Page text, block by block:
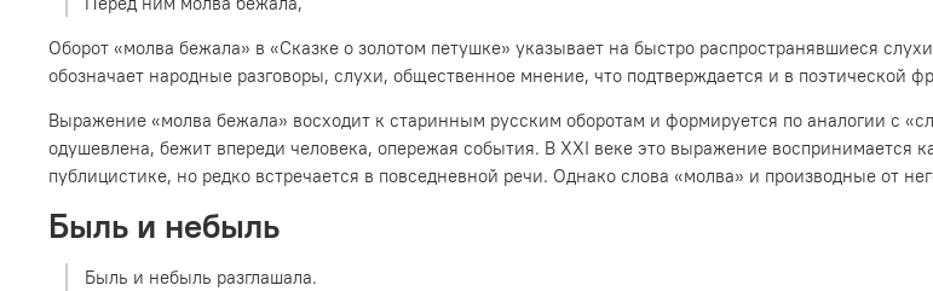
Оборот «молва бежала» в «Сказке о золотом петушке» указывает на быстро распространявшиеся
обозначает народные разговоры, слухи, общественное мнение, что подтверждается и в поэтической
Выражение «молва бежала» восходит к старинным русским оборотам и формируется по аналогии с
одушевлена, бежит впереди человека, опережая события. В XXI веке это выражение воспринимается
публицистике, но редко встречается в повседневной речи. Однако слова «молва» и производные от
Быль и небыль
Быль и небыль разглашала.